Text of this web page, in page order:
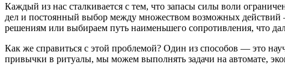
Каждый из нас сталкивается с тем, что запасы силы воли
дел и постоянный выбор между множеством возможных
решениям или выбираем путь наименьшего сопротивления, что
Как же справиться с этой проблемой? Один из способов — это
привычки в ритуалы, мы можем выполнять задачи на автомате,